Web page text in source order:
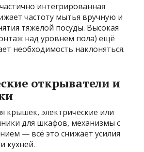
интегрированная
частоту мытья вручную и
тяжёлой посуды. Высокая
над уровнем пола) ещё
необходимость наклоняться.
открыватели и
крышек, электрические или
для шкафов, механизмы с
— всё это снижает усилия
кухней.